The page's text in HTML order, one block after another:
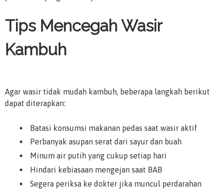
Tips Mencegah Wasir
Kambuh
Agar wasir tidak mudah kambuh, beberapa langkah berikut
dapat diterapkan:
Batasi konsumsi makanan pedas saat wasir aktif
Perbanyak asupan serat dari sayur dan buah
Minum air putih yang cukup setiap hari
Hindari kebiasaan mengejan saat BAB
Segera periksa ke dokter jika muncul perdarahan